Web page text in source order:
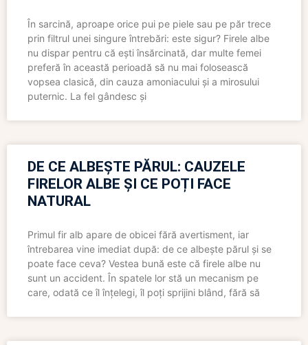
În sarcină, aproape orice pui pe piele sau pe păr trece
prin filtrul unei singure întrebări: este sigur? Firele albe
nu dispar pentru că ești însărcinată, dar multe femei
preferă în această perioadă să nu mai folosească
vopsea clasică, din cauza amoniacului și a mirosului
puternic. La fel gândesc și
DE CE ALBEȘTE PĂRUL: CAUZELE
FIRELOR ALBE ȘI CE POȚI FACE
NATURAL
Primul fir alb apare de obicei fără avertisment, iar
întrebarea vine imediat după: de ce albește părul și se
poate face ceva? Vestea bună este că firele albe nu
sunt un accident. În spatele lor stă un mecanism pe
care, odată ce îl înțelegi, îl poți sprijini blând, fără să